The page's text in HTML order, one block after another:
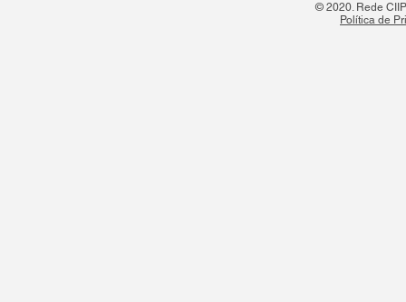
© 2020. Rede
Política de